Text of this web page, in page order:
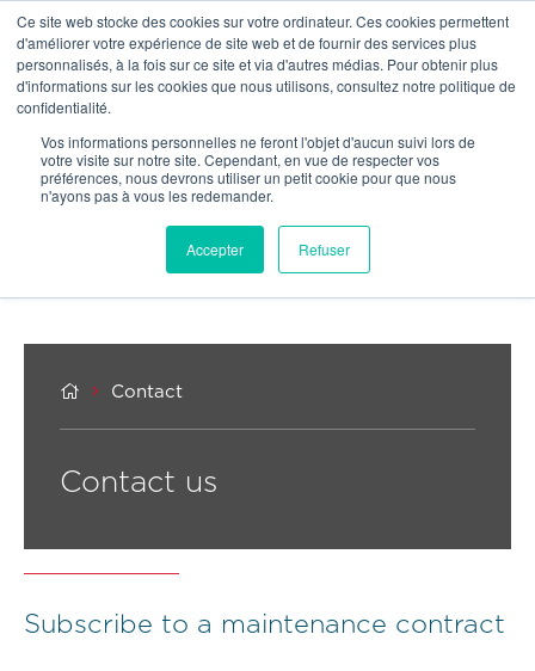
Ce site web stocke des cookies sur votre ordinateur. Ces cookies permettent
d'améliorer votre expérience de site web et de fournir des services plus
personnalisés, à la fois sur ce site et via d'autres médias. Pour obtenir plus
d'informations sur les cookies que nous utilisons, consultez notre politique de
confidentialité.
Vos informations personnelles ne feront l'objet d'aucun suivi lors de
votre visite sur notre site. Cependant, en vue de respecter vos
préférences, nous devrons utiliser un petit cookie pour que nous
n'ayons pas à vous les redemander.
Accepter Refuser
OUR NETWORK
  Contact
Contact us
Subscribe to a maintenance contract